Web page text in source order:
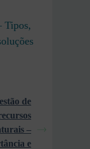
Tipos,
de
–
e